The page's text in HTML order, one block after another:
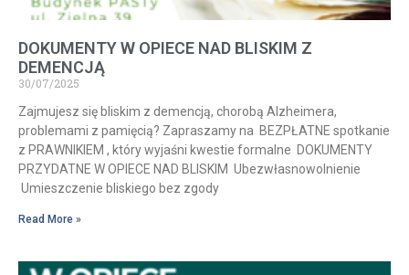
DOKUMENTY W OPIECE NAD BLISKIM Z
DEMENCJĄ
30/07/2025
Zajmujesz się bliskim z demencją, chorobą Alzheimera,
problemami z pamięcią? Zapraszamy na BEZPŁATNE spotkanie
z PRAWNIKIEM , który wyjaśni kwestie formalne DOKUMENTY
PRZYDATNE W OPIECE NAD BLISKIM Ubezwłasnowolnienie
Umieszczenie bliskiego bez zgody
Read More »